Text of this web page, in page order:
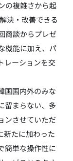
の複雑さから起
決・改善できる
商談からプレゼ
機能に加え、パ
レーションを交
国国内外のみな
留まらない、多
ンさせていただ
新たに加わった
簡単な操作性に